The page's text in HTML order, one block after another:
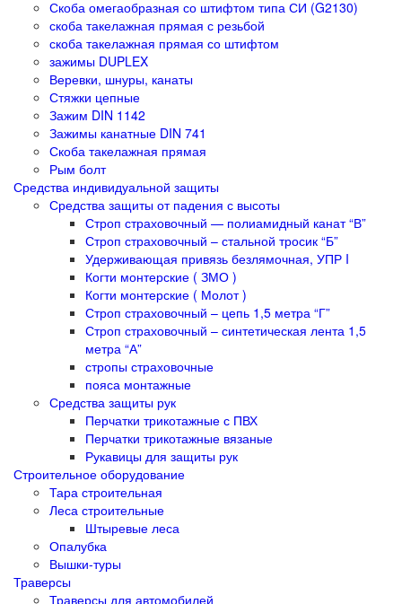
Скоба омегаобразная со штифтом типа СИ (G2130)
скоба такелажная прямая с резьбой
скоба такелажная прямая со штифтом
зажимы DUPLEX
Веревки, шнуры, канаты
Стяжки цепные
Зажим DIN 1142
Зажимы канатные DIN 741
Скоба такелажная прямая
Рым болт
Средства индивидуальной защиты
Средства защиты от падения с высоты
Строп страховочный — полиамидный канат “В”
Строп страховочный – стальной тросик “Б”
Удерживающая привязь безлямочная, УПР I
Когти монтерские ( ЗМО )
Когти монтерские ( Молот )
Строп страховочный – цепь 1,5 метра “Г”
Строп страховочный – синтетическая лента 1,5
метра “А”
стропы страховочные
пояса монтажные
Средства защиты рук
Перчатки трикотажные с ПВХ
Перчатки трикотажные вязаные
Рукавицы для защиты рук
Строительное оборудование
Тара строительная
Леса строительные
Штыревые леса
Опалубка
Вышки-туры
Траверсы
Траверсы для автомобилей